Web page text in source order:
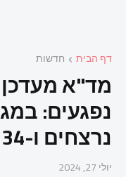
דף הבית חדשות
מד"א
נרצחים ו-34 פצועים
יולי 27, 2024